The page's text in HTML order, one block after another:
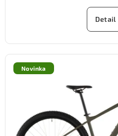
Detail
Novinka